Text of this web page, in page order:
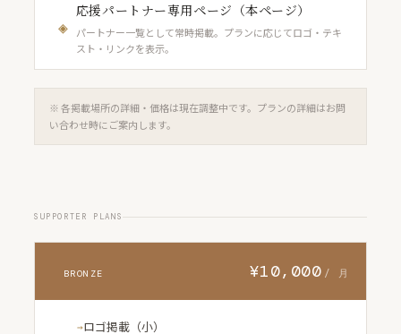
◈
応援パートナー専用ページ（本ページ）
パートナー一覧として常時掲載。プランに応じてロゴ・テキ
スト・リンクを表示。
※ 各掲載場所の詳細・価格は現在調整中です。プランの詳細はお問
い合わせ時にご案内します。
SUPPORTER PLANS
BRONZE ¥10,000 / 月
ロゴ掲載（小）